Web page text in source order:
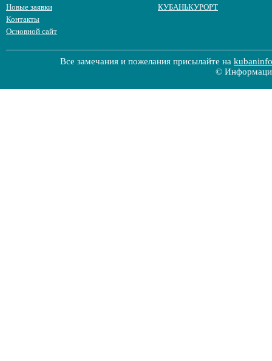
Новые заявки
Контакты
Основной сайт
КУБАНЬКУРОРТ
Все замечания и пожелания присылайте на
©